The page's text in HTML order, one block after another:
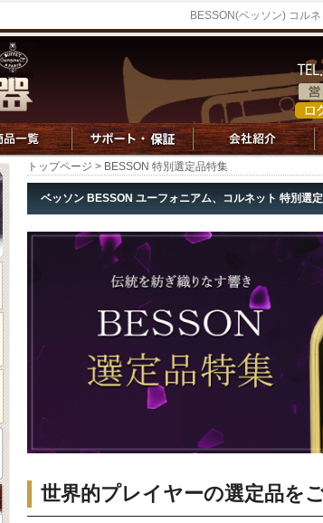
BESSON(ベッソン) コル
トップページ > BESSON 特別選定品特集
ベッソン BESSON ユーフォニアム、コルネット 特別選
世界的プレイヤーの選定品を